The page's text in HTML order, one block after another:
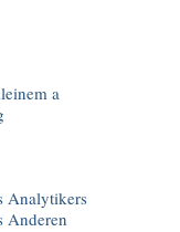
a
Analytikers
Anderen